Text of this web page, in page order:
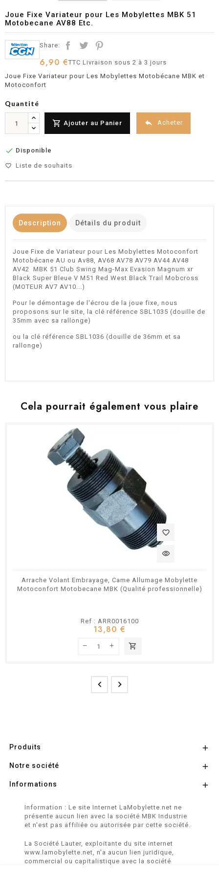
Joue Fixe Variateur pour Les Mobylettes MBK 51
Motobecane AV88 Etc.
Share:
6,90 €TTCLivraison sous 2 à 3 jours
Joue Fixe Variateur pour Les Mobylettes Motobécane MBK et
Motoconfort
Quantité
 Ajouter au Panier  Acheter
 Disponible
favorite_border Liste de souhaits
Description Détails du produit
Joue Fixe de Variateur pour Les Mobylettes Motoconfort
Motobécane AU ou Av88, AV68 AV78 AV79 AV44 AV48
AV42 MBK 51 Club Swing Mag-Max Evasion Magnum xr
Black Super Bleue V M51 Red West Black Trail Mobcross
(MOTEUR AV7 AV10...)
Pour le démontage de l'écrou de la joue fixe, nous
proposons sur le site, la clé référence SBL1035 (douille de
35mm avec sa rallonge)
ou la clé référence SBL1036 (douille de 36mm et sa
rallonge)
Cela pourrait également vous plaire
favorite_border
visibility
Arrache Volant Embrayage, Came Allumage Mobylette
Motoconfort Motobecane MBK (Qualité professionnelle)
Ref : ARR0016100
13,80 €
shopping_cart
 
Produits 
Notre société 
Informations 
Information : Le site Internet LaMobylette.net ne
présente aucun lien avec la société MBK Industrie
et n'est pas affiliée ou autorisée par cette société.
La Société Lauter, exploitante du site internet
www.lamobylette.net, n'a aucun lien juridique,
commercial ou capitalistique avec la société